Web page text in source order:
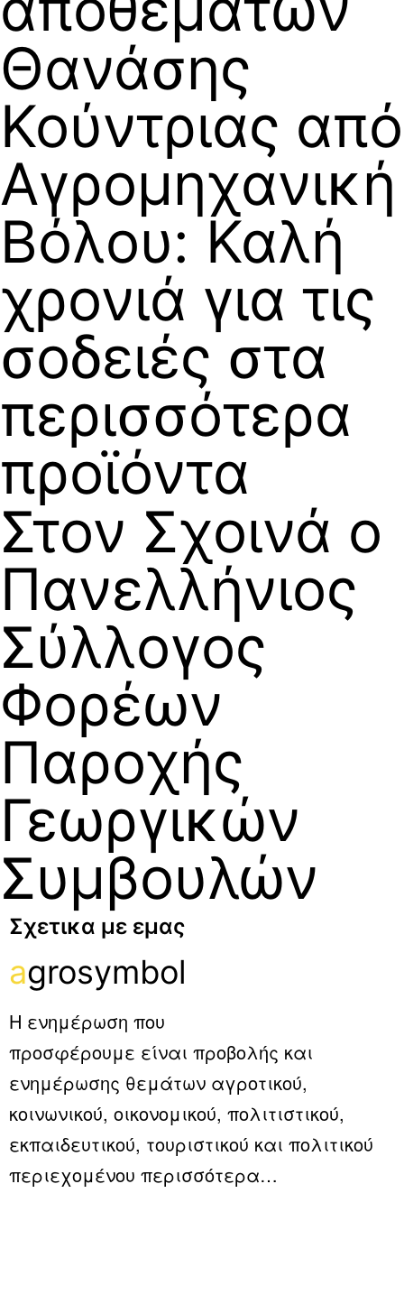
Θανάσης
Κούντριας από
Αγρομηχανική
Βόλου: Καλή
χρονιά για τις
σοδειές στα
περισσότερα
προϊόντα
Στον Σχοινά ο
Πανελλήνιος
Σύλλογος
Φορέων
Παροχής
Γεωργικών
Συμβουλών
Σχετικα με εμας
agrosymbol
Η ενημέρωση που
προσφέρουμε είναι προβολής και
ενημέρωσης θεμάτων αγροτικού,
κοινωνικού, οικονομικού, πολιτιστικού,
εκπαιδευτικού, τουριστικού και πολιτικού
περιεχομένου περισσότερα…